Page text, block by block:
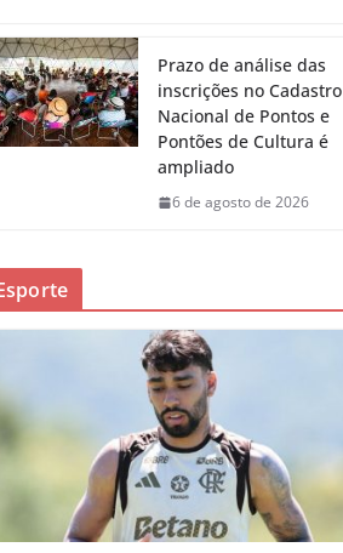
Prazo de análise das
inscrições no Cadastro
Nacional de Pontos e
Pontões de Cultura é
ampliado
6 de agosto de 2026